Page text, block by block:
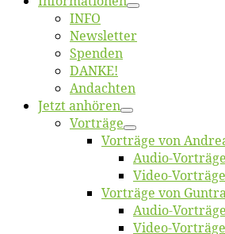
INFO
News­let­ter
Spen­den
DANKE!
An­dach­ten
Jetzt an­hö­ren
Vor­trä­ge
Vor­trä­ge von
Au­dio-Vor­trä­ge
Vi­deo-Vor­trä­ge
Vor­trä­ge von
Au­dio-Vor­trä­ge
Vi­deo-Vor­trä­ge